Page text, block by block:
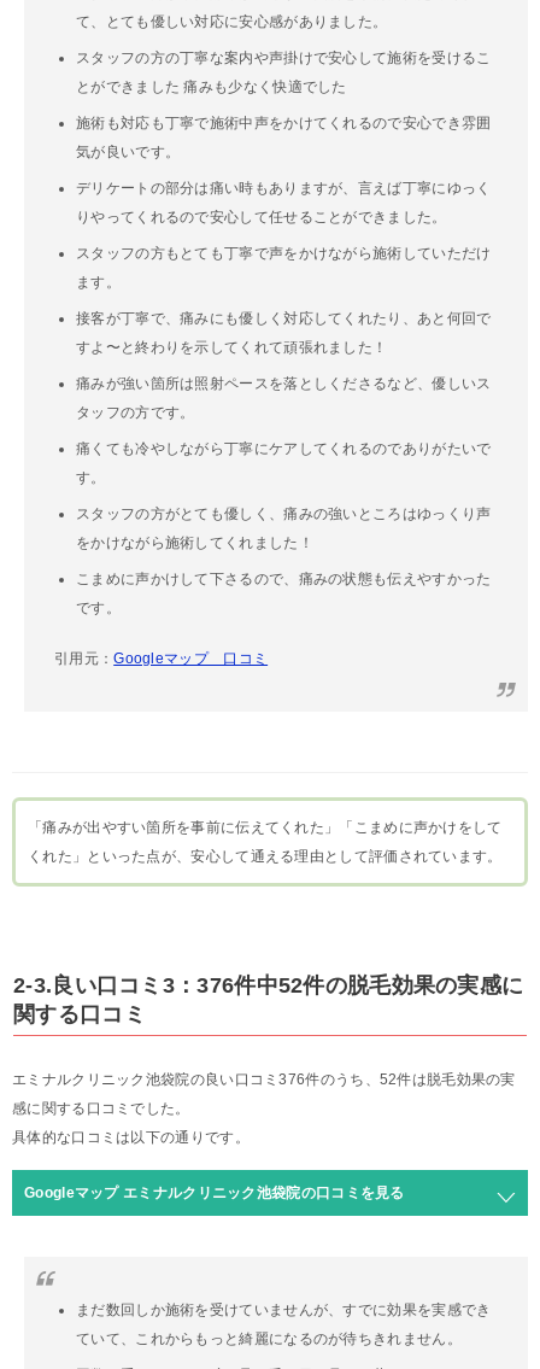
て、とても優しい対応に安心感がありました。
スタッフの方の丁寧な案内や声掛けで安心して施術を受けるこ
とができました 痛みも少なく快適でした
施術も対応も丁寧で施術中声をかけてくれるので安心でき雰囲
気が良いです。
デリケートの部分は痛い時もありますが、言えば丁寧にゆっく
りやってくれるので安心して任せることができました。
スタッフの方もとても丁寧で声をかけながら施術していただけ
ます。
接客が丁寧で、痛みにも優しく対応してくれたり、あと何回で
すよ〜と終わりを示してくれて頑張れました！
痛みが強い箇所は照射ペースを落としくださるなど、優しいス
タッフの方です。
痛くても冷やしながら丁寧にケアしてくれるのでありがたいで
す。
スタッフの方がとても優しく、痛みの強いところはゆっくり声
をかけながら施術してくれました！
こまめに声かけして下さるので、痛みの状態も伝えやすかった
です。
引用元：Googleマップ 口コミ
「痛みが出やすい箇所を事前に伝えてくれた」「こまめに声かけをして
くれた」といった点が、安心して通える理由として評価されています。
2-3.良い口コミ3：376件中52件の脱毛効果の実感に
関する口コミ
エミナルクリニック池袋院の良い口コミ376件のうち、52件は脱毛効果の実
感に関する口コミでした。
具体的な口コミは以下の通りです。
Googleマップ エミナルクリニック池袋院の口コミを見る
まだ数回しか施術を受けていませんが、すでに効果を実感でき
ていて、これからもっと綺麗になるのが待ちきれません。